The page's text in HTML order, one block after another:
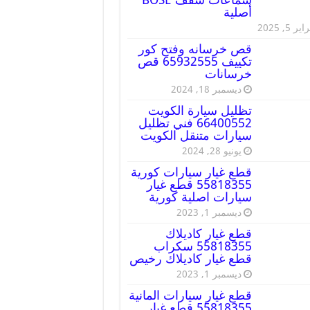
أصلية
5, 2025
قص خرسانه وفتح كور
تكييف 65932555 قص
خرسانات
ديسمبر 18, 2024
تظليل سيارة الكويت
66400552 فني تظليل
سيارات متنقل الكويت
يونيو 28, 2024
قطع غيار سيارات كورية
55818355 قطع غيار
سيارات اصلية كورية
ديسمبر 1, 2023
قطع غيار كاديلاك
55818355 سكراب
قطع غيار كاديلاك رخيص
ديسمبر 1, 2023
قطع غيار سيارات المانية